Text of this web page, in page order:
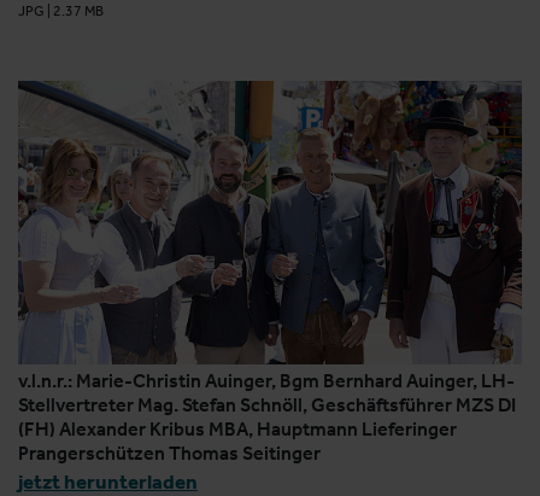
JPG 2.37 MB
v.l.n.r.: Marie-Christin Auinger, Bgm Bernhard Auinger, LH-
Stellvertreter Mag. Stefan Schnöll, Geschäftsführer MZS DI
(FH) Alexander Kribus MBA, Hauptmann Lieferinger
Prangerschützen Thomas Seitinger
jetzt herunterladen